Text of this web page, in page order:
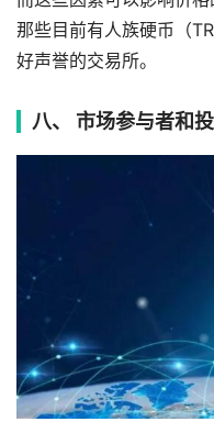
那些目前有人族硬币（
好声誉的交易所。
八、 市场参与者和